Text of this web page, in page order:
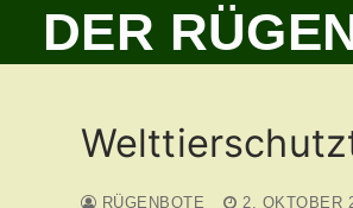
DER
RÜGENBOTE 2. OKTOBER